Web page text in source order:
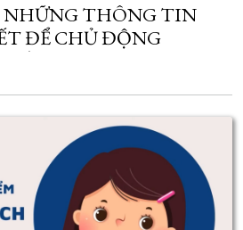
THÔNG TIN
ĐỂ CHỦ ĐỘNG
HOANG MANG